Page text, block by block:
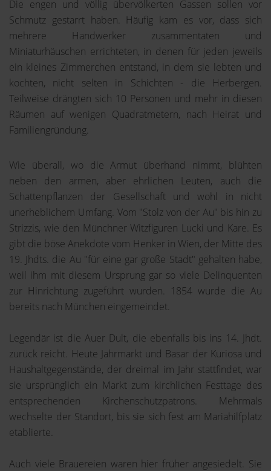
Die engen und völlig übervölkerten Gassen sollen vor
Schmutz gestarrt haben. Häufig kam es vor, dass sich
mehrere Handwerker zusammentaten und
Miniaturhäuschen errichteten, in denen für jeden jeweils
ein kleines Zimmerchen entstand, in dem sie lebten und
kochten, nicht selten in Schichten - die Herbergen.
Teilweise drängten sich 10 Personen und mehr in diesen
Räumen auf wenigen Quadratmetern, nach Heirat und
Familiengründung.
Wie überall, wo die Armut überhand nimmt, blühten
neben den armen, aber ehrlichen Leuten, auch die
Schattenpflanzen der Gesellschaft und wohl in nicht
unerheblichem Umfang. Vom "Stolz von der Au" bis hin zu
Strizzis, wie den Münchner Witzfiguren Lucki und Kare. Es
gibt die böse Anekdote vom Henker in Wien, der Mitte des
19. Jhdts. die Au "für eine gar große Stadt" gehalten habe,
weil ihm mit diesem Ursprung gar so viele Delinquenten
zur Hinrichtung zugeführt wurden. 1854 wurde die Au
bereits nach München eingemeindet.
Legendär ist die Auer Dult, die ebenfalls bis ins 14. Jhdt.
zurück reicht. Heute Jahrmarkt und Basar der Kuriosa und
Haushaltgegenstände, der dreimal im Jahr stattfindet, war
sie ursprünglich ein Markt zum kirchlichen Festtage des
entsprechenden Kirchenschutzpatrons. Mehrmals
wechselte der Standort, bis sie sich fest am Mariahilfplatz
etablierte.
Auch viele Brauereien waren hier früher angesiedelt. Sie